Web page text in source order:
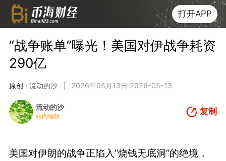
打开APP
“战争账单”曝光！美国对伊战争耗资
290亿
原创 · 流动的沙 2026年05月13日 2026-05-13
流动的沙
站内编辑 复制
美国对伊朗的战争正陷入“烧钱无底洞”的绝境，